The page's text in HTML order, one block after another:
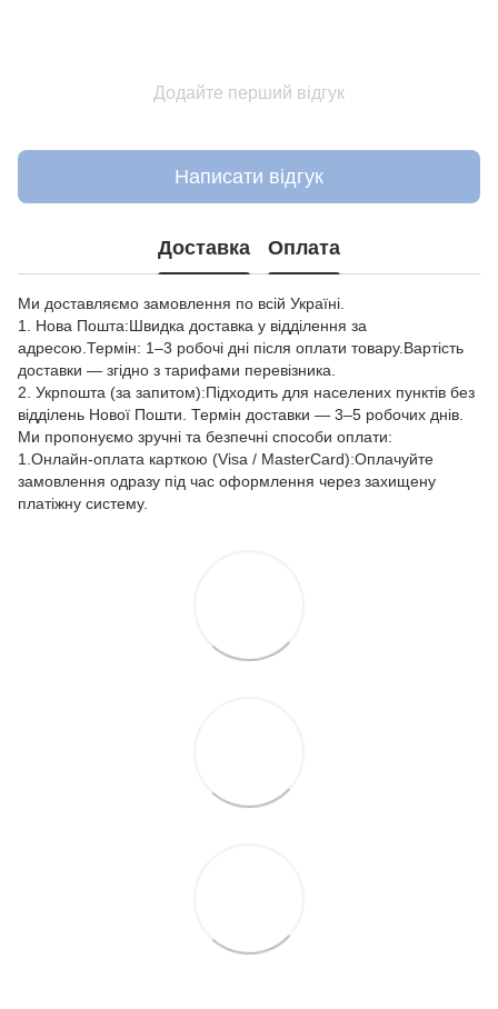
Додайте перший відгук
Написати відгук
Доставка Оплата
Ми доставляємо замовлення по всій Україні.
1. Нова Пошта:Швидка доставка у відділення за
адресою.Термін: 1–3 робочі дні після оплати товару.Вартість
доставки — згідно з тарифами перевізника.
2. Укрпошта (за запитом):Підходить для населених пунктів без
відділень Нової Пошти. Термін доставки — 3–5 робочих днів.
Ми пропонуємо зручні та безпечні способи оплати:
1.Онлайн-оплата карткою (Visa / MasterCard):Оплачуйте
замовлення одразу під час оформлення через захищену
платіжну систему.